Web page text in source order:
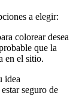
a elegir:
colorear desea
que la
en el sitio.
idea
seguro de